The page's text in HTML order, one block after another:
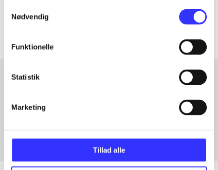
Nødvendig
Funktionelle
Statistik
Marketing
Tillad alle
Artiklerne i
Fra